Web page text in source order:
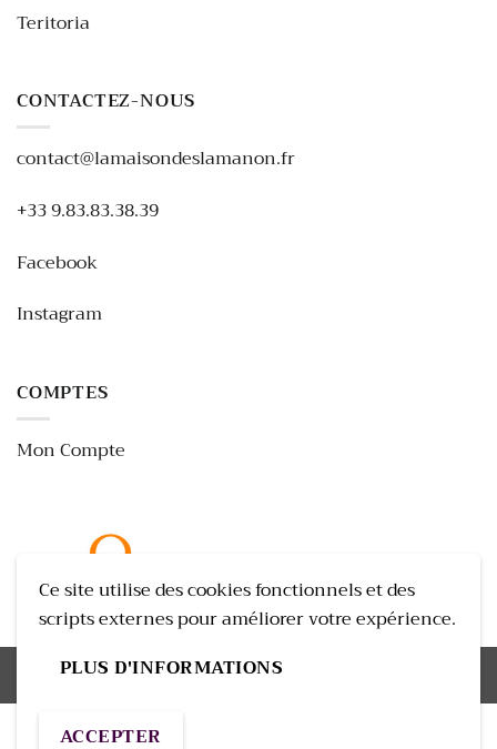
Ce site utilise des cookies fonctionnels et des
scripts externes pour améliorer votre expérience.
PLUS D'INFORMATIONS
ACCEPTER
Teritoria
CONTACTEZ-NOUS
contact@lamaisondeslamanon.fr
+33 9.83.83.38.39
Facebook
Instagram
COMPTES
Mon Compte
La Maison des Lamanon Since 2023